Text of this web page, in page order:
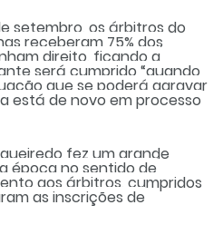
setembro, os árbitros do
receberam 75% dos
direito, ficando a
será cumprido “quando
que se poderá agravar
está de novo em processo
fez um grande
época no sentido de
aos árbitros, cumpridos
as inscrições de